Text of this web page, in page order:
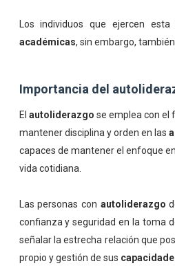
AVANCES
AVANCES DE LA
LOS 10
Los individuos que ejercen
académicas, sin embargo,
Importancia del
El autoliderazgo se emplea con el
mantener disciplina y orden en las
capaces de mantener el enfoque
vida cotidiana.
Las personas con autoliderazgo
confianza y seguridad en la toma
señalar la estrecha relación que
propio y gestión de sus